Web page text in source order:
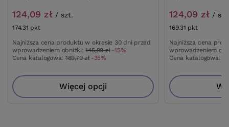
124,09 zł / szt.
174.31 pktpunktów
Najniższa cena produktu w okresie 30 dni przed
wprowadzeniem obniżki:145,99 zł -15%
Cena katalogowa: 189,79 zł -35%
Więcej opcji
124,09 zł /
169.31 pktpunktów
Najniższa cena
wprowadzeniem
Cena katalogowa: